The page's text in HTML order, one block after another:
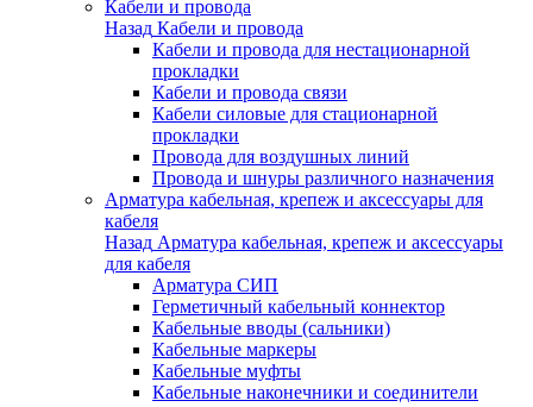
Кабели и провода
Назад Кабели и провода
Кабели и провода для нестационарной
прокладки
Кабели и провода связи
Кабели силовые для стационарной
прокладки
Провода для воздушных линий
Провода и шнуры различного назначения
Арматура кабельная, крепеж и аксессуары для
кабеля
Назад Арматура кабельная, крепеж и аксессуары
для кабеля
Арматура СИП
Герметичный кабельный коннектор
Кабельные вводы (сальники)
Кабельные маркеры
Кабельные муфты
Кабельные наконечники и соединители